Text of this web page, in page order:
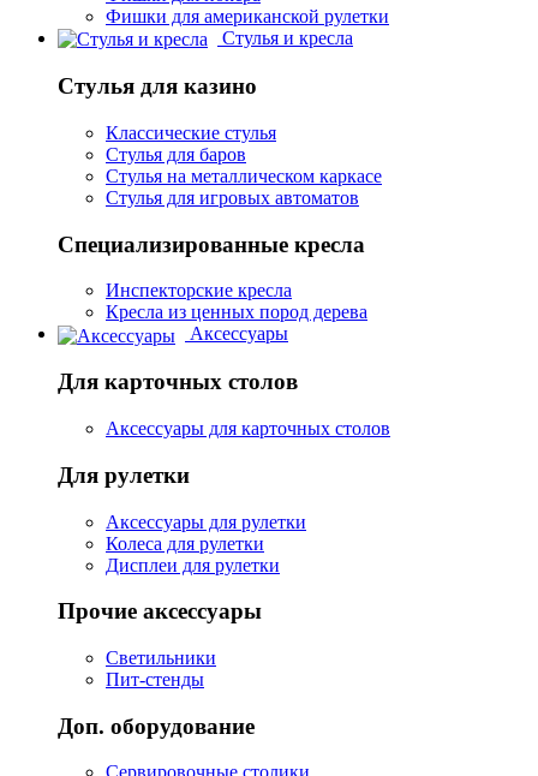
Фишки для американской рулетки
Стулья и кресла
Стулья для казино
Классические стулья
Стулья для баров
Стулья на металлическом каркасе
Стулья для игровых автоматов
Специализированные кресла
Инспекторские кресла
Кресла из ценных пород дерева
Аксессуары
Для карточных столов
Аксессуары для карточных столов
Для рулетки
Аксессуары для рулетки
Колеса для рулетки
Дисплеи для рулетки
Прочие аксессуары
Светильники
Пит-стенды
Доп. оборудование